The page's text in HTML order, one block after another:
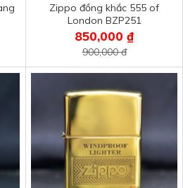
Zippo đồng khắc 555 of
London BZP251
850,000 ₫
900,000 đ